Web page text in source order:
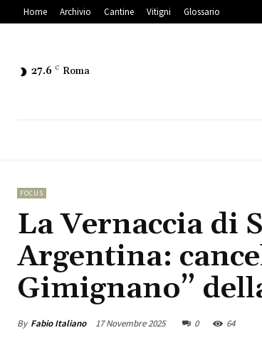
Home Archivio Cantine Vitigni Glossario
27.6 C Roma
FOCUS
La Vernaccia di
Argentina:
Gimignano”
By Fabio Italiano 17 Novembre 2025 0 64